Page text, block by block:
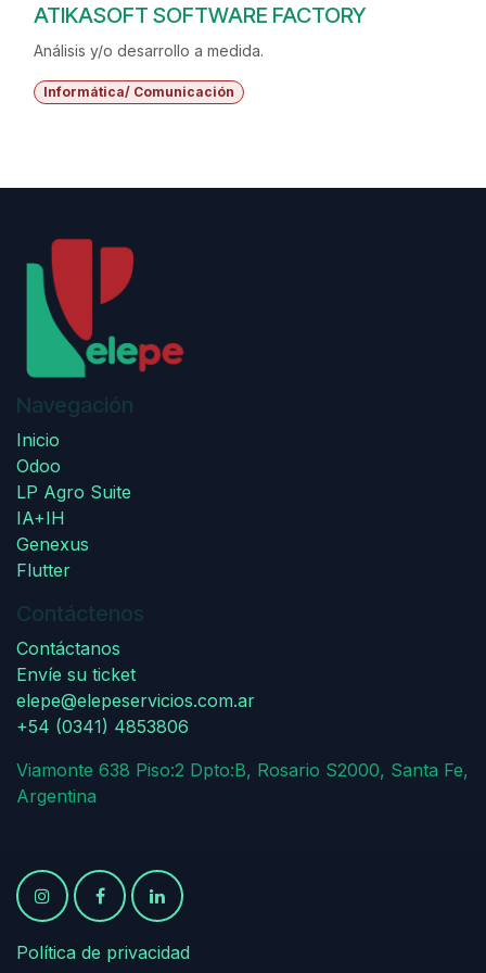
ATIKASOFT SOFTWARE FACTORY
Análisis y/o desarrollo a medida.
Informática/ Comunicación
Navegación
Inicio
Odoo
LP Agro Suite
IA+IH
Genexus
Flutter
Contáctenos
Contáctanos
Envíe su ticket
elepe@elepeservicios.com.ar
+54 (0341) 4853806
Viamonte 638 Piso:2 Dpto:B, Rosario S2000, Santa Fe,
Argentina
Política de privacidad